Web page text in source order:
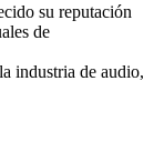
su reputación
de
industria de audio,